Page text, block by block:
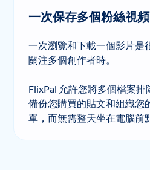
一次保存多個粉絲視頻
一次瀏覽和下載一個影片是
關注多個創作者時。
FlixPal 允許您將多個檔案
備份您購買的貼文和組織您
單，而無需整天坐在電腦前